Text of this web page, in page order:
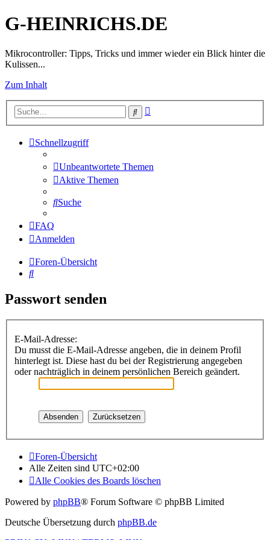
G-HEINRICHS.DE
Mikrocontroller: Tipps, Tricks und immer wieder ein Blick hinter die
Kulissen...
Zum Inhalt
Suche
Schnellzugriff
Unbeantwortete Themen
Aktive Themen
Suche
FAQ
Anmelden
Foren-Übersicht
Suche
Passwort senden
E-Mail-Adresse:
Du musst die E-Mail-Adresse angeben, die in deinem Profil
hinterlegt ist. Diese hast du bei der Registrierung angegeben
oder nachträglich in deinem persönlichen Bereich geändert.
Foren-Übersicht
Alle Zeiten sind UTC+02:00
Alle Cookies des Boards löschen
Powered by phpBB® Forum Software © phpBB Limited
Deutsche Übersetzung durch phpBB.de